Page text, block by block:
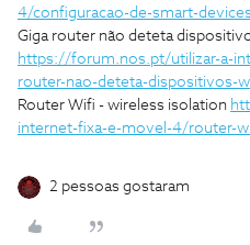
4/configuracao-de-smart-
Giga router não deteta
https://forum.nos.pt/utilizar-a-
router-nao-deteta-dispositivos-
Router Wifi - wireless isolation
internet-fixa-e-movel-4/router-
2 pessoas gostaram